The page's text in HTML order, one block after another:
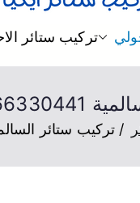
تركيب ستائر
السالمية هندي
تركيب ستائر السالمية 66330441 فني تركيب ستائر